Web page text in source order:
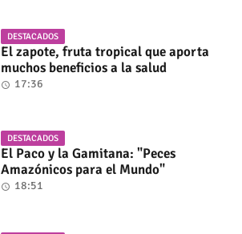
DESTACADOS
El zapote, fruta tropical que aporta
muchos beneficios a la salud
17:36
DESTACADOS
El Paco y la Gamitana: "Peces
Amazónicos para el Mundo"
18:51